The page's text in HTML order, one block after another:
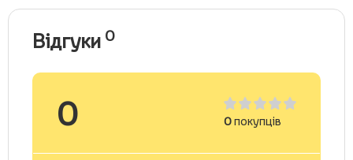
Відгуки 0
0 0покупців